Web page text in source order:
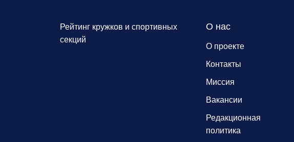
Рейтинг кружков и спортивных
секций
О нас
О проекте
Контакты
Миссия
Вакансии
Редакционная
политика